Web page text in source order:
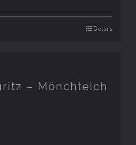
Details
– Mönchteich